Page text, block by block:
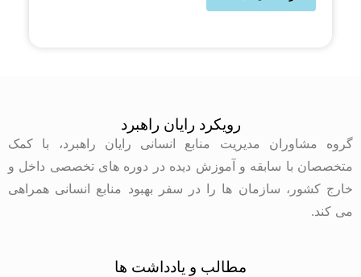
رویکرد رایان راهبرد
گروه مشاوران مدیریت منابع انسانی رایان راهبرد، با کمک
متخصصان با سابقه و آموزش دیده در دوره های تخصصی داخل و
خارج کشور، سازمان ها را در سفر بهبود منابع انسانی همراهی
می کند.
مطالب و یادداشت ها